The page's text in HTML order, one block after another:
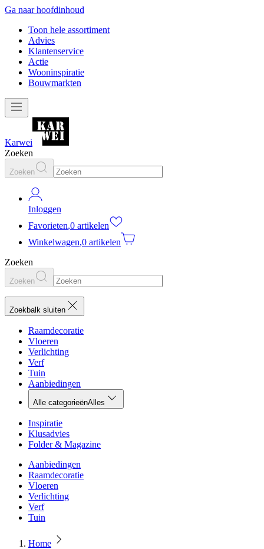
Ga naar hoofdinhoud
Toon hele assortiment
Advies
Klantenservice
Actie
Wooninspiratie
Bouwmarkten
Karwei
Zoeken
Zoeken
Inloggen
Favorieten,0 artikelen
Winkelwagen,0 artikelen
Zoeken
Zoeken
Zoekbalk sluiten
Raamdecoratie
Vloeren
Verlichting
Verf
Tuin
Aanbiedingen
Alle categorieënAlles
Inspiratie
Klusadvies
Folder & Magazine
Aanbiedingen
Raamdecoratie
Vloeren
Verlichting
Verf
Tuin
Home